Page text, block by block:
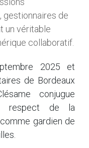
gestionnaires de
un véritable
collaboratif.
2025 et
de Bordeaux
conjugue
respect de la
gardien de